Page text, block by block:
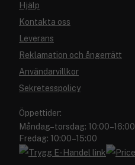
Hjälp
Kontakta oss
Leverans
Reklamation och ångerrätt
Användarvillkor
Sekretesspolicy
Öppettider:
Måndag–torsdag: 10:00–16:00
Fredag: 10:00–15:00